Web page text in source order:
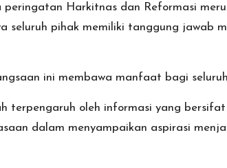
peringatan Harkitnas dan Reformasi
seluruh pihak memiliki tanggung jawab
ini membawa manfaat bagi
terpengaruh oleh informasi yang
dalam menyampaikan aspirasi